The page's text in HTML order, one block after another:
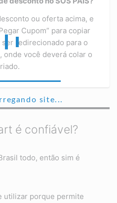
site...
ou oferta acima, e
Cupom” para copiar
redirecionado para o
onde você deverá colar o
é confiável?
todo, então sim é
utilizar porque permite